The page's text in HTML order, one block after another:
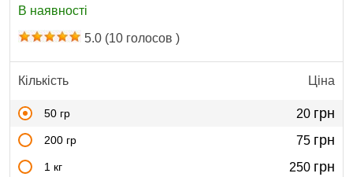
В наявності
5.0 (10 голосов )
Кількість Ціна
50 гр 20 грн
200 гр 75 грн
1 кг 250 грн